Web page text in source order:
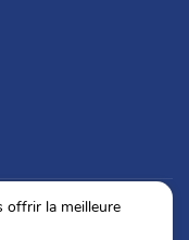
offrir la meilleure